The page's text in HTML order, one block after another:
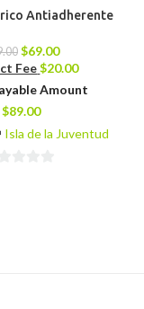
Antiadherente
$69.00
Fee$20.00
Amount
$89.00
Isla de la Juventud